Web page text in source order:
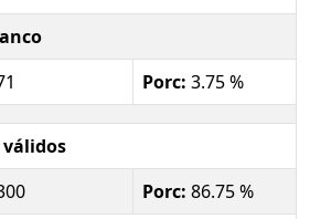
Porc: 3.75 %
Porc: 86.75 %